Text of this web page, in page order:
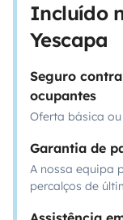
Incluído
Yescapa
Seguro
ocupantes
Oferta básica
Garantia de
A nossa equipa
percalços de